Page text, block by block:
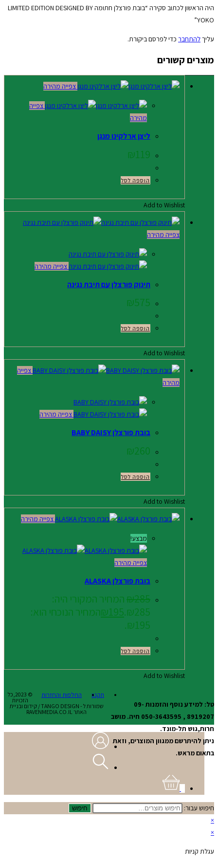
היה הראשון לכתוב סקירה “בובת פורצלן חתומה LIMITED EDITION DESIGNED BY
YOKO”
עליךלהתחבר כדי לפרסם ביקורת.
מוצרים קשורים
צפייה מהירה
צפייה
מהירה
ליצן ארלקינו מנגן
₪119
הוספה לסל
Add to Wishlist
צפייה מהירה
צפייה מהירה
תינוק פורצלן עם תיבת נגינה
₪575
הוספה לסל
Add to Wishlist
צפייה
מהירה
צפייה מהירה
בובת פורצלן BABY DAISY
₪260
הוספה לסל
Add to Wishlist
צפייה מהירה
מבצע!
צפייה מהירה
בובת פורצלן ALASKA
₪285
המחיר המקורי היה:
₪285.
₪195
המחיר הנוכחי הוא:
₪195.
הוספה לסל
Add to Wishlist
טל: למידע נוסף והזמנות 09-
8919207 , 050-3643595 חיה. מושב
חרות,גוש תל-מונד.
ניתן להיתרשם ממגוון המוצרים, וזאת
בתאום מראש.
תקנון החלפות והחזרות
© 2023,כל
הזכויות
שמורות ל - TANGO DESIGN / קידום ובניית
האתר RAVENMEDIA.CO.IL
חיפוש עבור: חיפוש
×
×
עגלת קניות